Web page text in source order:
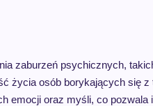
zaburzeń psychicznych,
życia osób borykających się
emocji oraz myśli, co pozwala